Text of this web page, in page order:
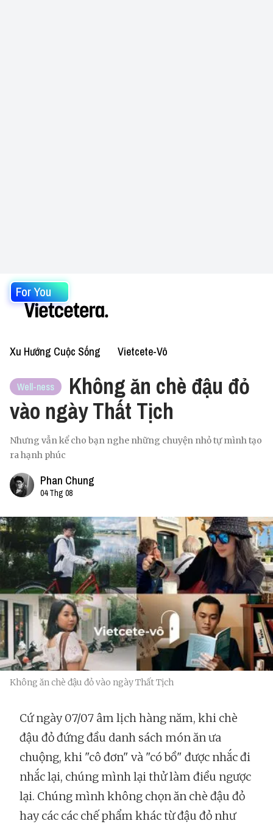
For You
Xu Hướng Cuộc Sống Vietcete-Vô
Well-ness
Không ăn chè đậu đỏ
vào ngày Thất Tịch
Nhưng vẫn kể cho bạn nghe những chuyện nhỏ tự mình tạo
ra hạnh phúc
Phan Chung
04 Thg 08
Không ăn chè đậu đỏ vào ngày Thất Tịch
Cứ ngày 07/07 âm lịch hàng năm, khi chè
đậu đỏ đứng đầu danh sách món ăn ưa
chuộng, khi "cô đơn" và "có bồ" được nhắc đi
nhắc lại, chúng mình lại thử làm điều ngược
lại. Chúng mình không chọn ăn chè đậu đỏ
hay các các chế phẩm khác từ đậu đỏ như